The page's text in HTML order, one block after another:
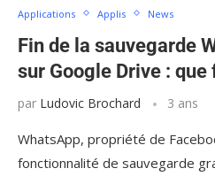
Applications Applis News
Fin de la sauvegarde
sur Google Drive :
par Ludovic Brochard 3 ans
WhatsApp, propriété de
fonctionnalité de sauvegarde